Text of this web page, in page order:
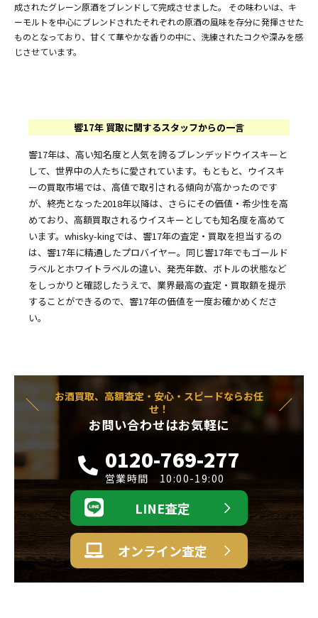
成されたグレーン原酒をブレンドして完成させました。 その味わいは、キ
ーモルトを中心にブレンドされたそれぞれの原酒の風味を存分に発揮させた
ものとなっており、甘くて華やかな香りの中に、洗練されたコクや深みを感
じさせています。
響17年 買取に関するスタッフからの一言
響17年は、高い知名度と人気を誇るブレンデッドウイスキーと
して、世界中の人たちに愛されています。もともと、ウイスキ
ーの買取市場では、高値で取引される傾向が高かったのです
が、終売となった2018年以降は、さらにその価値・希少性を高
めており、高額買取されるウイスキーとしても知名度を高めて
います。whisky-kingでは、響17年の査定・買取を担当するの
は、響17年に精通したプロバイヤー。同じ響17年でもゴールド
ラベルとホワイトラベルの違い、発売年数、ボトルの状態など
をしっかりと確認したうえで、業界最高の査定・買取額を提示
することができるので、響17年の価値を一度お確かめくださ
い。
お酒買取、高額査定・安心・スピードならお任
せ！
お問い合わせはお気軽に
0120-769-277
営業時間 10:00-19:00
LINE査定
オンライン査定